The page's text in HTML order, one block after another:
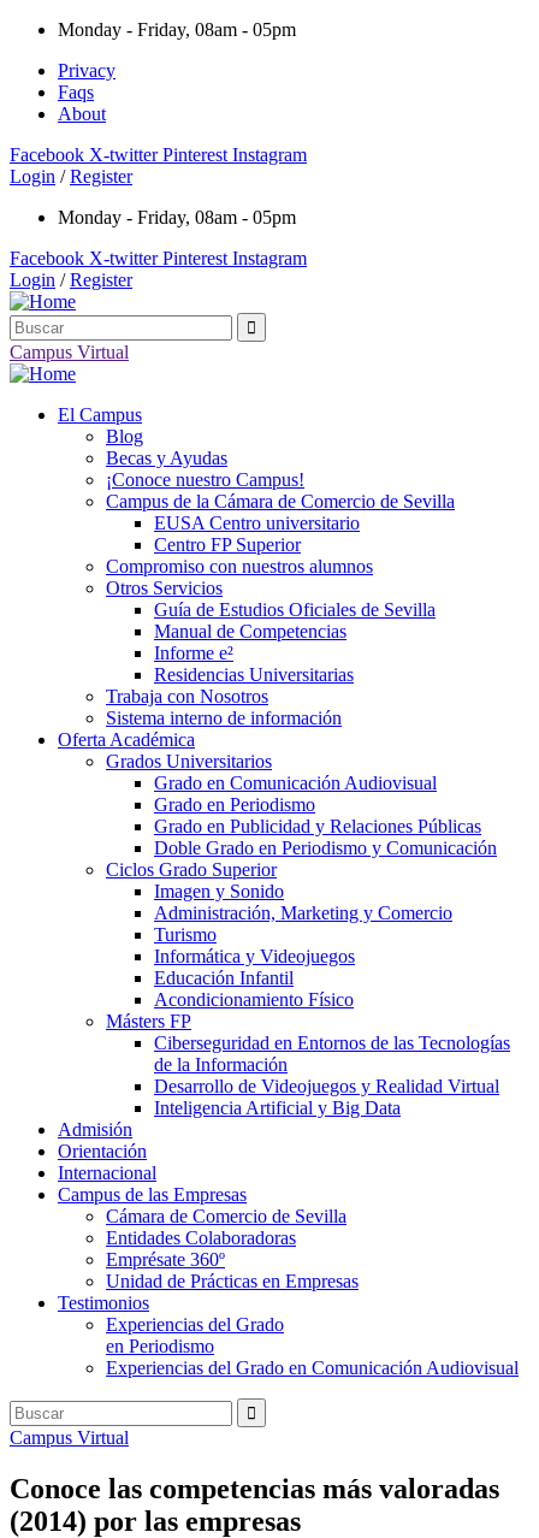
Monday - Friday, 08am - 05pm
Privacy
Faqs
About
Facebook X-twitter Pinterest Instagram
Login / Register
Monday - Friday, 08am - 05pm
Facebook X-twitter Pinterest Instagram
Login / Register
Campus Virtual
El Campus
Blog
Becas y Ayudas
¡Conoce nuestro Campus!
Campus de la Cámara de Comercio de Sevilla
EUSA Centro universitario
Centro FP Superior
Compromiso con nuestros alumnos
Otros Servicios
Guía de Estudios Oficiales de Sevilla
Manual de Competencias
Informe e²
Residencias Universitarias
Trabaja con Nosotros
Sistema interno de información
Oferta Académica
Grados Universitarios
Grado en Comunicación Audiovisual
Grado en Periodismo
Grado en Publicidad y Relaciones Públicas
Doble Grado en Periodismo y Comunicación
Ciclos Grado Superior
Imagen y Sonido
Administración, Marketing y Comercio
Turismo
Informática y Videojuegos
Educación Infantil
Acondicionamiento Físico
Másters FP
Ciberseguridad en Entornos de las Tecnologías
de la Información
Desarrollo de Videojuegos y Realidad Virtual
Inteligencia Artificial y Big Data
Admisión
Orientación
Internacional
Campus de las Empresas
Cámara de Comercio de Sevilla
Entidades Colaboradoras
Emprésate 360º
Unidad de Prácticas en Empresas
Testimonios
Experiencias del Grado
en Periodismo
Experiencias del Grado en Comunicación Audiovisual
Campus Virtual
Conoce las competencias más valoradas
(2014) por las empresas